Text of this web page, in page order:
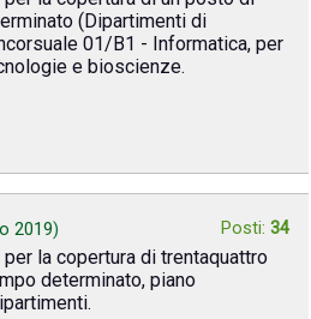
(Dipartimenti di
01/B1 - Informatica, per
e bioscienze.
2019) Posti: 34
la copertura di trentaquattro
determinato, piano